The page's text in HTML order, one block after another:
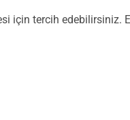
için tercih edebilirsiniz.